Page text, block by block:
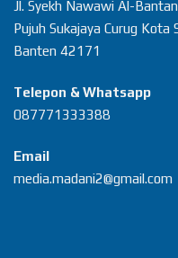
Jl. Syekh Nawawi Al-
Pujuh Sukajaya Curug Kota
Banten 42171
Telepon & Whatsapp
087771333388
Email
media.madani2@gmail.com